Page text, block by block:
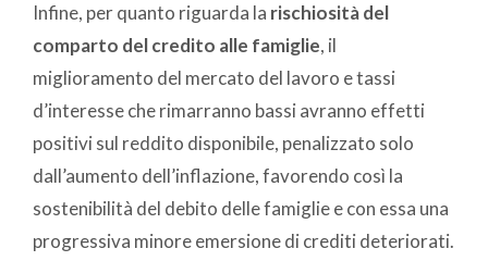
Infine, per quanto riguarda la rischiosità del
comparto del credito alle famiglie, il
miglioramento del mercato del lavoro e tassi
d’interesse che rimarranno bassi avranno effetti
positivi sul reddito disponibile, penalizzato solo
dall’aumento dell’inflazione, favorendo così la
sostenibilità del debito delle famiglie e con essa una
progressiva minore emersione di crediti deteriorati.